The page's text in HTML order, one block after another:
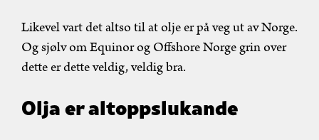
Likevel vart det altso til at olje er på veg ut av Norge.
Og sjølv om Equinor og Offshore Norge grin over
dette er dette veldig, veldig bra.
Olja er altoppslukande